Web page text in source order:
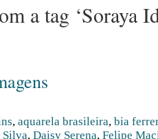
a tag ‘Soraya
, aquarela brasileira, bia ferrer
Silva, Daisy Serena, Felipe